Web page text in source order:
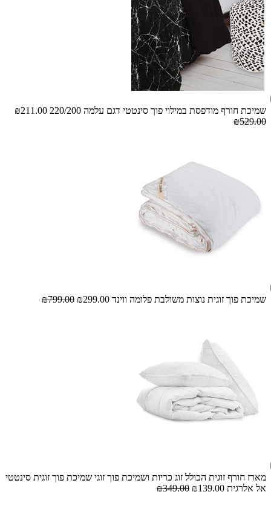
שמיכת חורף מודפסת במילוי פוך סינטטי דגם עלמה 220/200
₪211.00
₪529.00
שמיכת פוך זוגית נוצות משולבת פלומה ווינד ₪299.00
₪799.00
מארז חורף זוגית הכולל זוג כריות ושמיכת פוך זוגי שמיכת פוך זוגית סינטטי
אל אלרגית ₪139.00
₪349.00